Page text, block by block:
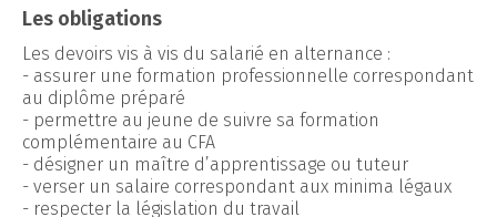
Les obligations
Les devoirs vis à vis du salarié en alternance :
- assurer une formation professionnelle correspondant
au diplôme préparé
- permettre au jeune de suivre sa formation
complémentaire au CFA
- désigner un maître d’apprentissage ou tuteur
- verser un salaire correspondant aux minima légaux
- respecter la législation du travail